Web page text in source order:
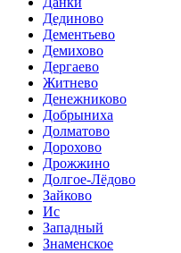
Дединово
Дементьево
Демихово
Дергаево
Житнево
Денежниково
Добрыниха
Долматово
Дорохово
Дрожжино
Долгое-Лёдово
Зайково
Ис
Западный
Знаменское